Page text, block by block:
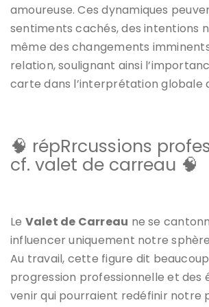
amoureuse. Ces dynamiques
sentiments cachés, des intentions
même des changements
relation, soulignant ainsi
carte dans l’interprétation globale
🧠 répRrcussions
cf. valet de carreau 🧠
Le Valet de Carreau ne se
influencer uniquement notre
Au travail, cette figure dit
progression professionnelle et des
venir qui pourraient redéfinir notre